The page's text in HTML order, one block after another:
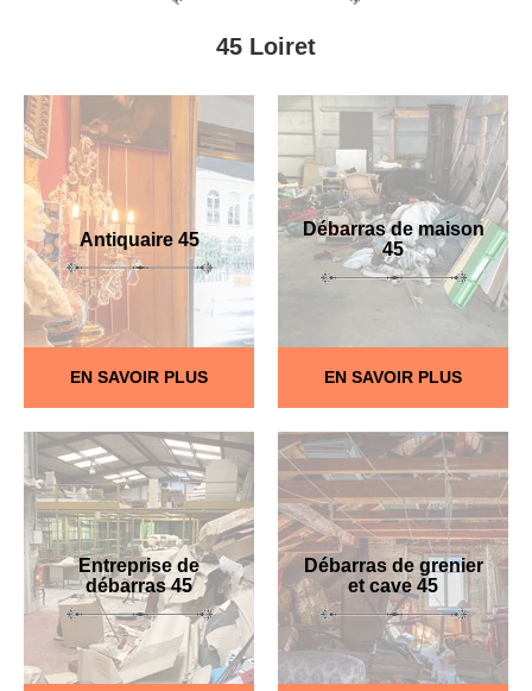
45 Loiret
Antiquaire 45
EN SAVOIR PLUS
Débarras de maison
45
EN SAVOIR PLUS
Entreprise de
débarras 45
Débarras de grenier
et cave 45